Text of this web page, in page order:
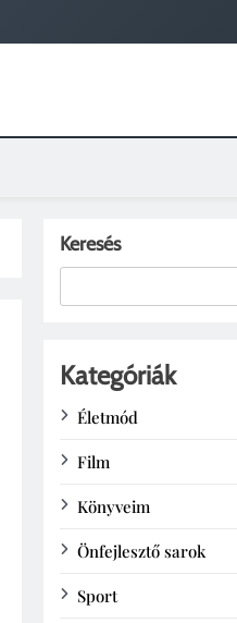
Keresés
Kategóriák
Életmód
Film
Könyveim
Önfejlesztő sarok
Sport